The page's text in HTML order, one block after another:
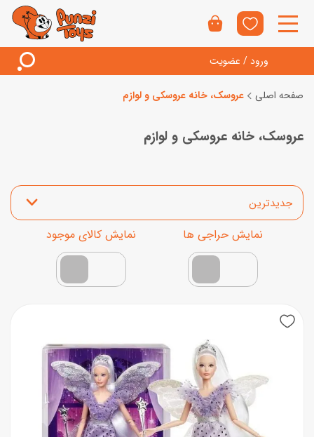
ورود / عضویت
صفحه اصلی عروسک، خانه عروسکی و لوازم
عروسک، خانه عروسکی و لوازم
مرتب‌سازی محصولات